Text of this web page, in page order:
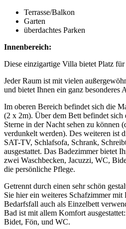
Terrasse/Balkon
Garten
überdachtes Parken
Innenbereich:
Diese einzigartige Villa bietet Platz für
Jeder Raum ist mit vielen
und bietet Ihnen ein ganz besonderes
Im oberen Bereich befindet sich die
(2 x 2m). Über dem Bett befindet
Sterne in der Nacht sehen zu können
verdunkelt werden). Des weiteren ist
SAT-TV, Schlafsofa, Schrank,
ausgestattet. Das Badezimmer bietet
zwei Waschbecken, Jacuzzi, WC,
die persönliche Pflege.
Getrennt durch einen sehr schön
Sie hier ein weiteres Schafzimmer
Bedarfsfall auch als Einzelbett
Bad ist mit allem Komfort
Bidet, Fön, und WC.